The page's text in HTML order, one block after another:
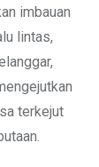
imbauan
lintas,
terkejut